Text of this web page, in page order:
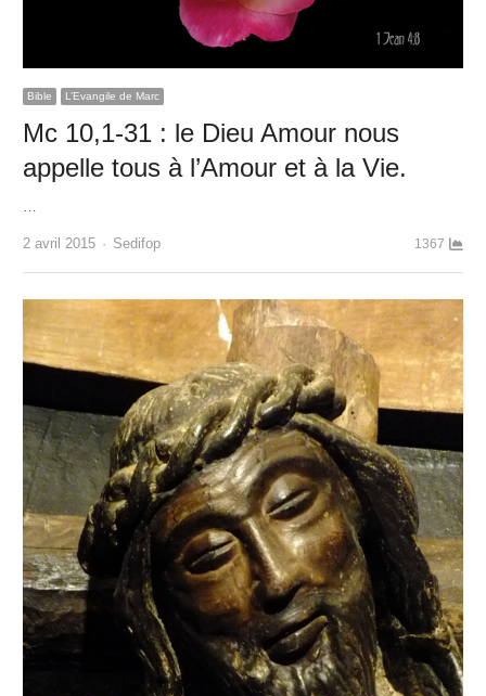
Bible L’Evangile de Marc
Mc 10,1-31 : le Dieu Amour nous
appelle tous à l’Amour et à la Vie.
2 avril 2015 Author
Sedifop 1367